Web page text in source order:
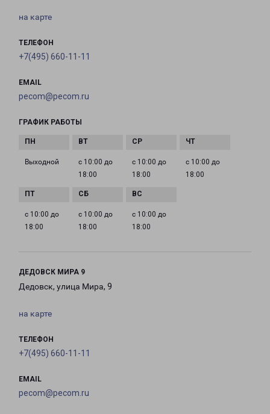
на карте
ТЕЛЕФОН
+7(495) 660-11-11
EMAIL
pecom@pecom.ru
ГРАФИК РАБОТЫ
Выходной
с 10:00 до
18:00
с 10:00 до
18:00
с 10:00 до
18:00
с 10:00 до
18:00
с 10:00 до
18:00
с 10:00 до
18:00
ДЕДОВСК МИРА 9
Дедовск, улица Мира, 9
на карте
ТЕЛЕФОН
+7(495) 660-11-11
EMAIL
pecom@pecom.ru